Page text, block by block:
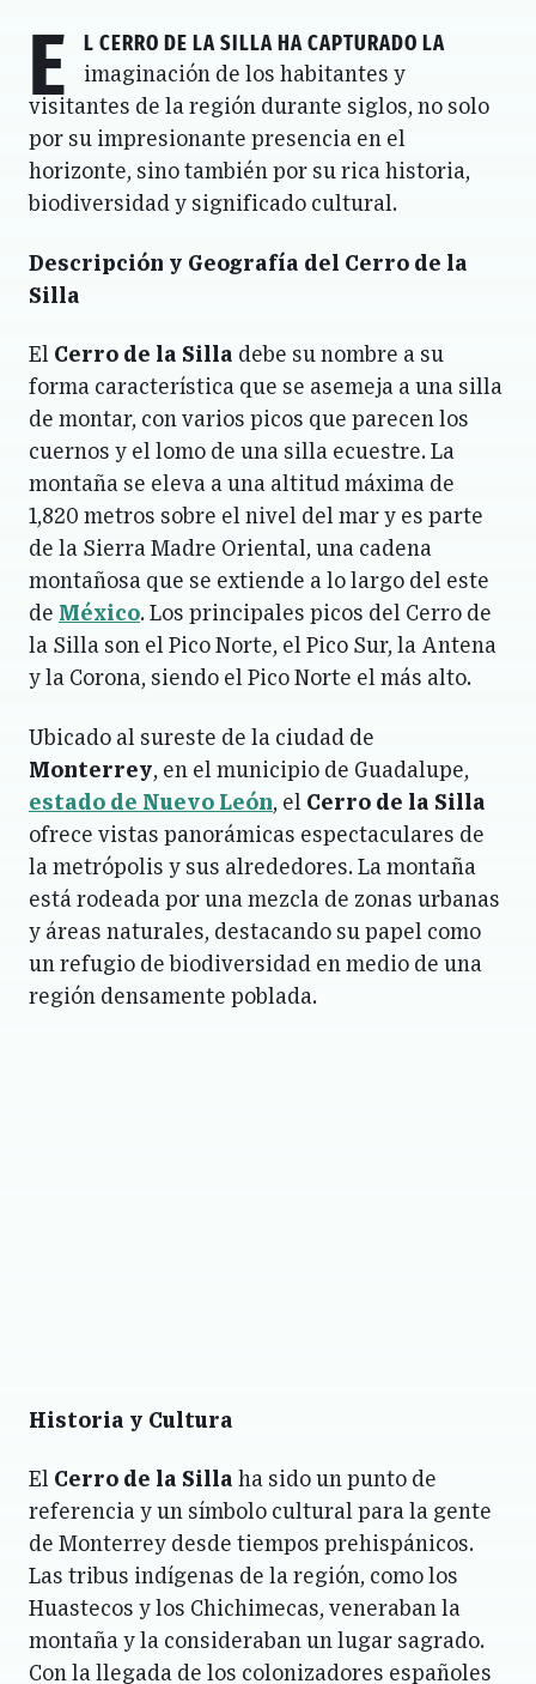
E lCerro de la Sillaha capturado la
imaginación de los habitantes y
visitantes de la región durante siglos, no solo
por su impresionante presencia en el
horizonte, sino también por su rica historia,
biodiversidad y significado cultural.
Descripción y Geografía del Cerro de la
Silla
El Cerro de la Silla debe su nombre a su
forma característica que se asemeja a una silla
de montar, con varios picos que parecen los
cuernos y el lomo de una silla ecuestre. La
montaña se eleva a una altitud máxima de
1,820 metros sobre el nivel del mar y es parte
de la Sierra Madre Oriental, una cadena
montañosa que se extiende a lo largo del este
de México. Los principales picos del Cerro de
la Silla son el Pico Norte, el Pico Sur, la Antena
y la Corona, siendo el Pico Norte el más alto.
Ubicado al sureste de la ciudad de
Monterrey, en el municipio de Guadalupe,
estado de Nuevo León, el Cerro de la Silla
ofrece vistas panorámicas espectaculares de
la metrópolis y sus alrededores. La montaña
está rodeada por una mezcla de zonas urbanas
y áreas naturales, destacando su papel como
un refugio de biodiversidad en medio de una
región densamente poblada.
Historia y Cultura
El Cerro de la Silla ha sido un punto de
referencia y un símbolo cultural para la gente
de Monterrey desde tiempos prehispánicos.
Las tribus indígenas de la región, como los
Huastecos y los Chichimecas, veneraban la
montaña y la consideraban un lugar sagrado.
Con la llegada de los colonizadores españoles